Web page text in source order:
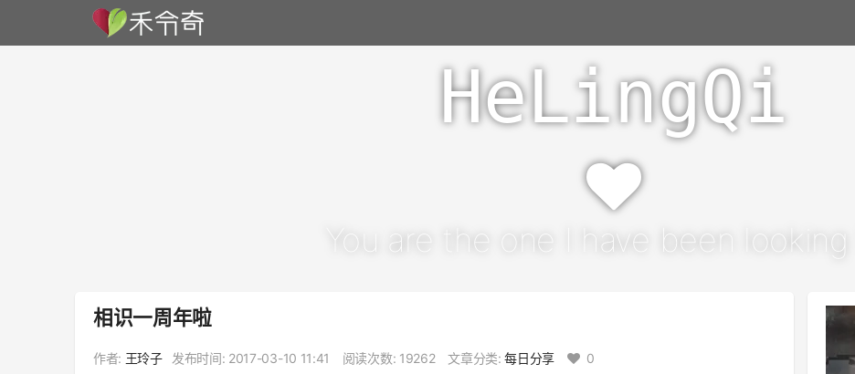
HeLingQi
You are the one I have been looking
相识一周年啦
作者: 王玲子 发布时间: 2017-03-10 11:41 阅读次数: 19262 文章分类:每日分享
0